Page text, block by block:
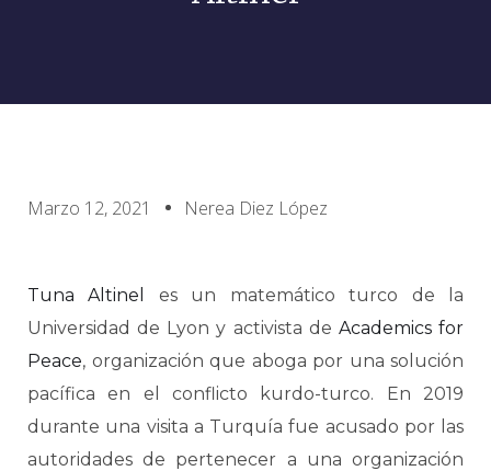
Marzo 12, 2021 Nerea Diez López
Tuna Altinel
es un matemático turco de la
Universidad de Lyon y activista de Academics for
Peace, organización que aboga por una solución
pacífica en el conflicto kurdo-turco. En 2019
durante una visita a Turquía fue acusado por las
autoridades de pertenecer a una organización